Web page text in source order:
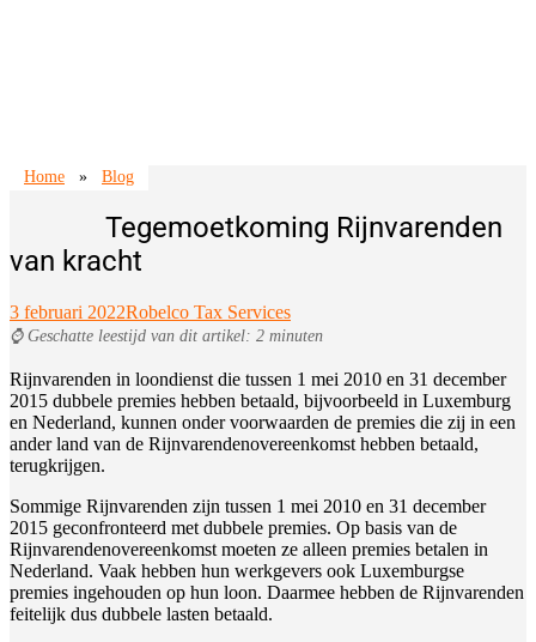
Home » Blog
Tegemoetkoming Rijnvarenden
van kracht
3 februari 2022Robelco Tax Services
⌚ Geschatte leestijd van dit artikel: 2 minuten
Rijnvarenden in loondienst die tussen 1 mei 2010 en 31 december
2015 dubbele premies hebben betaald, bijvoorbeeld in Luxemburg
en Nederland, kunnen onder voorwaarden de premies die zij in een
ander land van de Rijnvarendenovereenkomst hebben betaald,
terugkrijgen.
Sommige Rijnvarenden zijn tussen 1 mei 2010 en 31 december
2015 geconfronteerd met dubbele premies. Op basis van de
Rijnvarendenovereenkomst moeten ze alleen premies betalen in
Nederland. Vaak hebben hun werkgevers ook Luxemburgse
premies ingehouden op hun loon. Daarmee hebben de Rijnvarenden
feitelijk dus dubbele lasten betaald.